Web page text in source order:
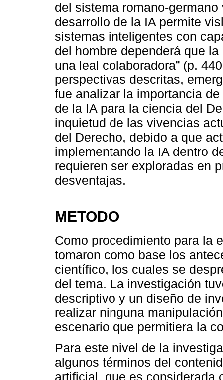
del sistema romano-
desarrollo de la IA permite
sistemas inteligentes con
del hombre dependerá que
una leal colaboradora” (p.
perspectivas descritas,
fue analizar la importancia
de la IA para la ciencia del
inquietud de las vivencias
del Derecho, debido a que
implementando la IA dentro
requieren ser exploradas en
desventajas.
METODO
Como procedimiento para la
tomaron como base los
científico, los cuales se
del tema. La investigación
descriptivo y un diseño de
realizar ninguna
escenario que permitiera la
Para este nivel de la
algunos términos del
artificial, que es considerada